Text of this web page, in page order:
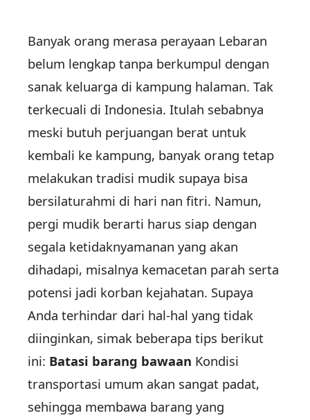
Banyak orang merasa perayaan Lebaran
belum lengkap tanpa berkumpul dengan
sanak keluarga di kampung halaman. Tak
terkecuali di Indonesia. Itulah sebabnya
meski butuh perjuangan berat untuk
kembali ke kampung, banyak orang tetap
melakukan tradisi mudik supaya bisa
bersilaturahmi di hari nan fitri. Namun,
pergi mudik berarti harus siap dengan
segala ketidaknyamanan yang akan
dihadapi, misalnya kemacetan parah serta
potensi jadi korban kejahatan. Supaya
Anda terhindar dari hal-hal yang tidak
diinginkan, simak beberapa tips berikut
ini: Batasi barang bawaan Kondisi
transportasi umum akan sangat padat,
sehingga membawa barang yang